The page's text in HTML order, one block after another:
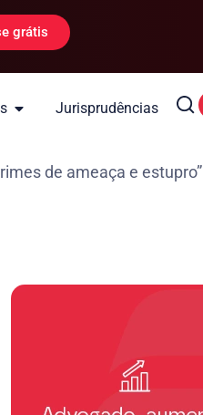
grátis
Jurisprudências
de ameaça e estupro”